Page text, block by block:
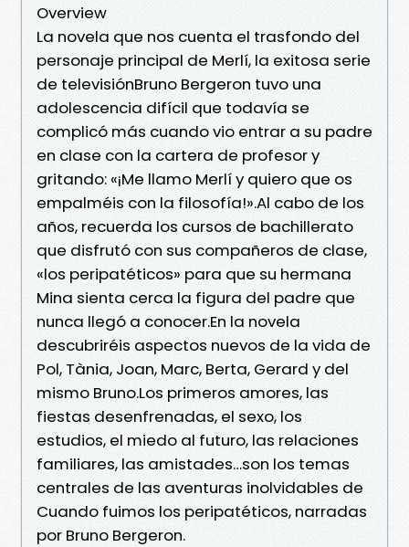
Overview
La novela que nos cuenta el trasfondo del
personaje principal de Merlí, la exitosa serie
de televisiónBruno Bergeron tuvo una
adolescencia difícil que todavía se
complicó más cuando vio entrar a su padre
en clase con la cartera de profesor y
gritando: «¡Me llamo Merlí y quiero que os
empalméis con la filosofía!».Al cabo de los
años, recuerda los cursos de bachillerato
que disfrutó con sus compañeros de clase,
«los peripatéticos» para que su hermana
Mina sienta cerca la figura del padre que
nunca llegó a conocer.En la novela
descubriréis aspectos nuevos de la vida de
Pol, Tània, Joan, Marc, Berta, Gerard y del
mismo Bruno.Los primeros amores, las
fiestas desenfrenadas, el sexo, los
estudios, el miedo al futuro, las relaciones
familiares, las amistades…son los temas
centrales de las aventuras inolvidables de
Cuando fuimos los peripatéticos, narradas
por Bruno Bergeron.